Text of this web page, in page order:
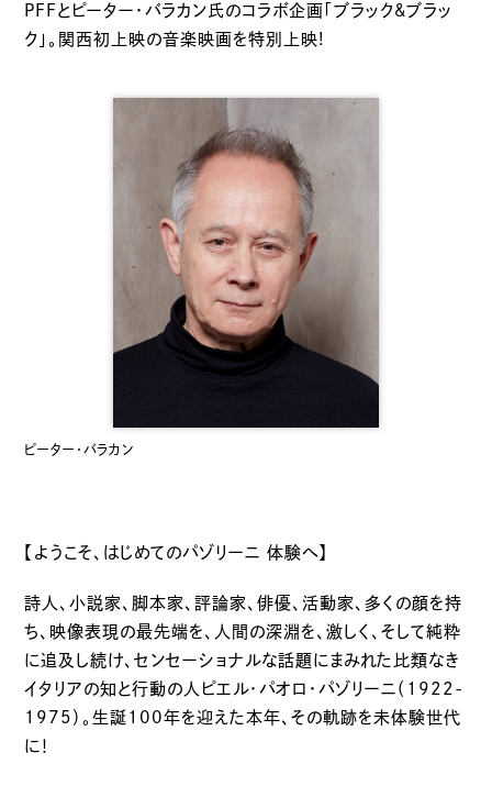
ピーター・バラカン
PFFとピーター・バラカン氏のコラボ企画「ブラック&ブラッ
ク」。関西初上映の音楽映画を特別上映!
【ようこそ、はじめてのパゾリーニ 体験へ】
詩人、小説家、脚本家、評論家、俳優、活動家、多くの顔を持
ち、映像表現の最先端を、人間の深淵を、激しく、そして純粋
に追及し続け、センセーショナルな話題にまみれた比類なき
イタリアの知と行動の人ピエル・パオロ・パゾリーニ（1922-
1975）。生誕100年を迎えた本年、その軌跡を未体験世代
に！